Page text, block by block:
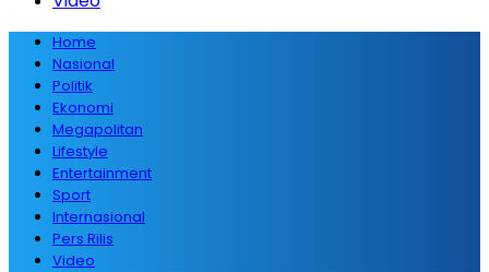
Home
Nasional
Politik
Ekonomi
Megapolitan
Lifestyle
Entertainment
Sport
Internasional
Pers Rilis
Video